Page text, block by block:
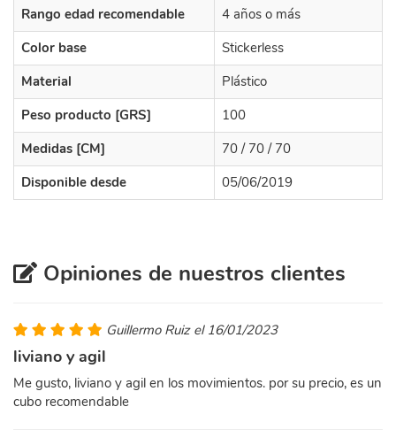
Rango edad recomendable
4 años o más
Color base
Stickerless
Material
Plástico
Peso producto [GRS]
100
Medidas [CM]
70 / 70 / 70
Disponible desde
05/06/2019
Opiniones de nuestros clientes
Guillermo Ruiz el 16/01/2023
liviano y agil
Me gusto, liviano y agil en los movimientos. por su precio, es un
cubo recomendable